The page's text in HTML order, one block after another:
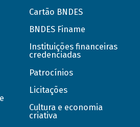
Cartão BNDES
BNDES Finame
Instituições financeiras
credenciadas
Patrocínios
Licitações
Cultura e economia
criativa